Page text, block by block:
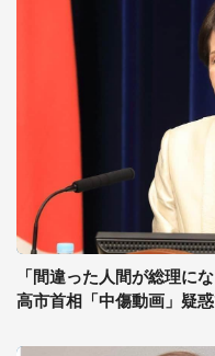
「間違った人間が総理に
高市首相「中傷動画」疑